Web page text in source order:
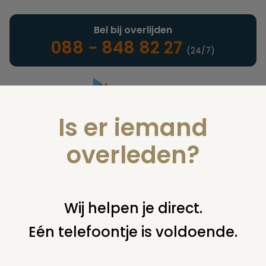
Landelijke uitvaartonderneming
Bel bij overlijden
088 - 848 82 27 (24/7)
U bent hier: home notarieel afwikkeling nalatenschap
schijbaar heeft u niet goed gelezen nogmaals
Is er iemand
overleden?
Wij helpen je direct.
Eén telefoontje is voldoende.